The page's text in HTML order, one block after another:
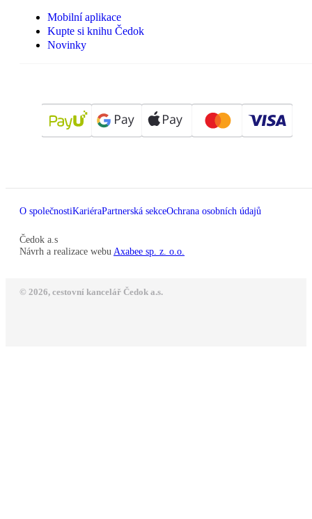
Mobilní aplikace
Kupte si knihu Čedok
Novinky
O společnostiKariéraPartnerská sekceOchrana osobních údajů
Čedok a.s
Návrh a realizace webu Axabee sp. z. o.o.
© 2026, cestovní kancelář Čedok a.s.